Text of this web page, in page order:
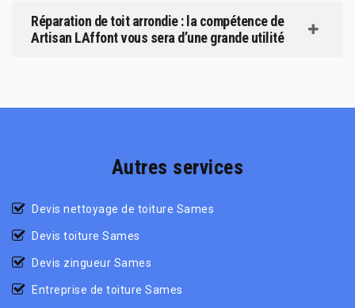
Réparation de toit arrondie : la compétence de
Artisan LAffont vous sera d’une grande utilité
Autres services
Devis nettoyage de toiture Sames
Devis toiture Sames
Devis zingueur Sames
Entreprise de toiture Sames